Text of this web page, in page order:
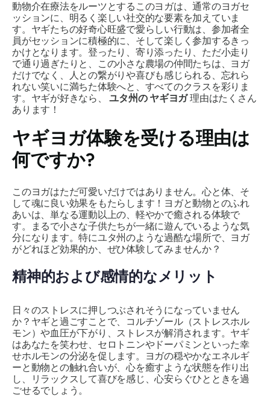
動物介在療法をルーツとするこのヨガは、通常のヨガセ
ッションに、明るく楽しい社交的な要素を加えていま
す。ヤギたちの好奇心旺盛で愛らしい行動は、参加者全
員がセッションに積極的に、そして楽しく参加するきっ
かけとなります。登ったり、寄り添ったり、ただ小走り
で通り過ぎたりと、この小さな農場の仲間たちは、ヨガ
だけでなく、人との繋がりや喜びも感じられる、忘れら
れない笑いに満ちた体験へと、すべてのクラスを彩りま
す。ヤギが好きなら、ユタ州の ヤギヨガ理由はたくさん
あります！
ヤギヨガ体験を受ける理由は
何ですか?
このヨガはただ可愛いだけではありません。心と体、そ
して魂に良い効果をもたらします！ヨガと動物とのふれ
あいは、単なる運動以上の、軽やかで癒される体験で
す。まるで小さな子供たちが一緒に遊んでいるような気
分になります。特にユタ州のような過酷な場所で、ヨガ
がどれほど効果的か、ぜひ体験してみませんか？
精神的および感情的なメリット
日々のストレスに押しつぶされそうになっていません
か？ヤギと過ごすことで、コルチゾール（ストレスホル
モン）や血圧が下がり、ストレスが解消されます。ヤギ
はあなたを笑わせ、セロトニンやドーパミンといった幸
せホルモンの分泌を促します。ヨガの穏やかなエネルギ
ーと動物との触れ合いが、心を癒すような状態を作り出
し、リラックスして喜びを感じ、心安らぐひとときを過
ごせるでしょう。